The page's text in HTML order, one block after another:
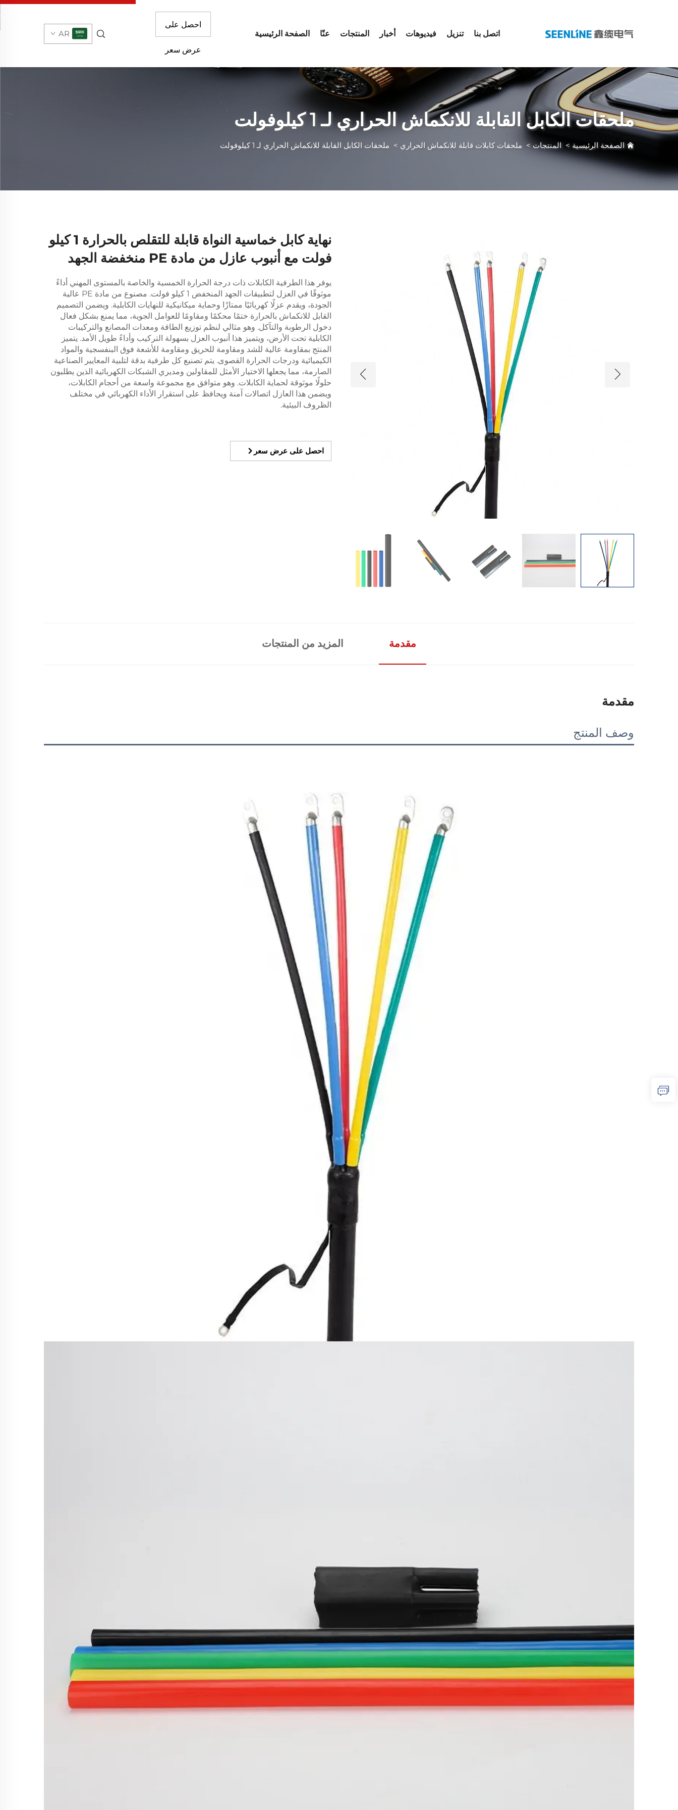
الصفحة الرئيسية عنّا المنتجات أخبار فيديوهات تنزيل اتصل بنا
احصل على
عرض سعر
AR
ملحقات الكابل القابلة للانكماش الحراري لـ 1 كيلوفولت
الصفحة الرئيسية >المنتجات> ملحقات كابلات قابلة للانكماش الحراري > ملحقات الكابل القابلة للانكماش الحراري لـ 1 كيلوفولت
نهاية كابل خماسية النواة قابلة للتقلص بالحرارة 1 كيلو
فولت مع أنبوب عازل من مادة PE منخفضة الجهد
يوفر هذا الطرفية الكابلات ذات درجة الحرارة الخمسية والخاصة بالمستوى المهني أداءً
موثوقًا في العزل لتطبيقات الجهد المنخفض 1 كيلو فولت. مصنوع من مادة PE عالية
الجودة، ويقدم عزلًا كهربائيًا ممتازًا وحماية ميكانيكية للنهايات الكابلية. ويضمن التصميم
القابل للانكماش بالحرارة ختمًا محكمًا ومقاومًا للعوامل الجوية، مما يمنع بشكل فعال
دخول الرطوبة والتآكل. وهو مثالي لنظم توزيع الطاقة ومعدات المصانع والتركيبات
الكابلية تحت الأرض، ويتميز هذا أنبوب العزل بسهولة التركيب وأداءً طويل الأمد. يتميز
المنتج بمقاومة عالية للشد ومقاومة للحريق ومقاومة للأشعة فوق البنفسجية والمواد
الكيميائية ودرجات الحرارة القصوى. يتم تصنيع كل طرفية بدقة لتلبية المعايير الصناعية
الصارمة، مما يجعلها الاختيار الأمثل للمقاولين ومديري الشبكات الكهربائية الذين يطلبون
حلولًا موثوقة لحماية الكابلات. وهو متوافق مع مجموعة واسعة من أحجام الكابلات،
ويضمن هذا العازل اتصالات آمنة ويحافظ على استقرار الأداء الكهربائي في مختلف
الظروف البيئية.
احصل على عرض سعر
مقدمة المزيد من المنتجات
مقدمة
وصف المنتج